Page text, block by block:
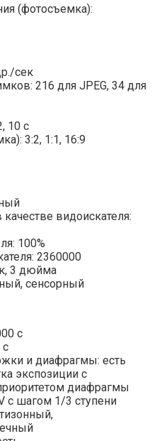
(фотосъемка):
сек
216 для JPEG, 34 для
10 c
3:2, 1:1, 16:9
видоискателя:
100%
2360000
3 дюйма
сенсорный
с
c
и диафрагмы: есть
экспозиции с
диафрагмы
с шагом 1/3 ступени